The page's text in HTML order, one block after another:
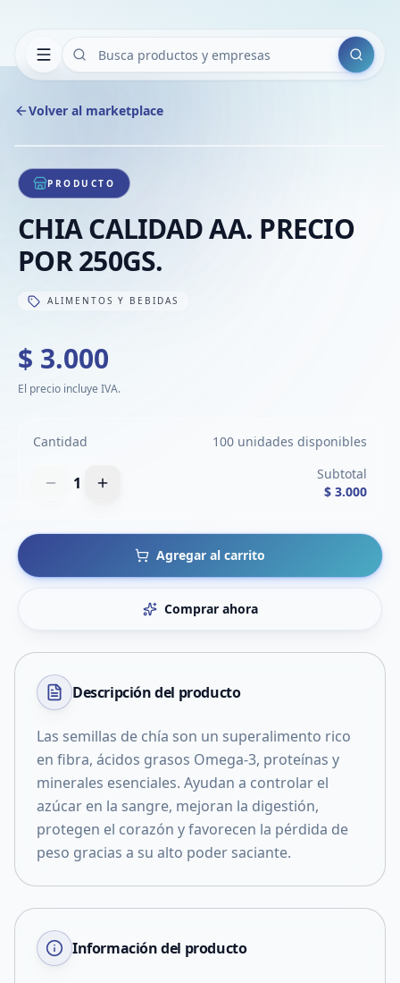
Buscar
Volver al marketplace
1/1
PRODUCTO
CHIA CALIDAD AA. PRECIO
POR 250GS.
ALIMENTOS Y BEBIDAS
$ 3.000
El precio incluye IVA.
Cantidad 100 unidades disponibles
1
Subtotal
$ 3.000
Agregar al carrito
Comprar ahora
Descripción del producto
Las semillas de chía son un superalimento rico
en fibra, ácidos grasos Omega-3, proteínas y
minerales esenciales. Ayudan a controlar el
azúcar en la sangre, mejoran la digestión,
protegen el corazón y favorecen la pérdida de
peso gracias a su alto poder saciante.
Información del producto